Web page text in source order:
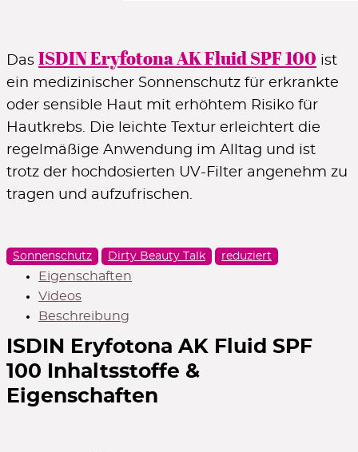
Geschenke zu ausgewählten Marken
Das ISDIN Eryfotona AK Fluid SPF 100 ist
ein medizinischer Sonnenschutz für erkrankte
oder sensible Haut mit erhöhtem Risiko für
Hautkrebs. Die leichte Textur erleichtert die
regelmäßige Anwendung im Alltag und ist
trotz der hochdosierten UV-Filter angenehm zu
tragen und aufzufrischen.
Sonnenschutz Dirty Beauty Talk reduziert
Eigenschaften
Videos
Beschreibung
ISDIN Eryfotona AK Fluid SPF
100 Inhaltsstoffe &
Eigenschaften